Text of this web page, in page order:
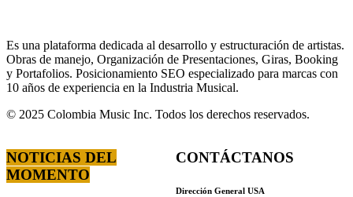
Es una plataforma dedicada al desarrollo y estructuración de artistas.
Obras de manejo, Organización de Presentaciones, Giras, Booking
y Portafolios. Posicionamiento SEO especializado para marcas con
10 años de experiencia en la Industria Musical.
© 2025 Colombia Music Inc. Todos los derechos reservados.
NOTICIAS DEL
MOMENTO
CONTÁCTANOS
Dirección General USA